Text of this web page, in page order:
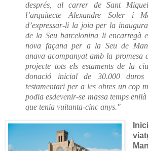
després, al carrer de Sant
l’arquitecte Alexandre Soler i
d’expressar-li la joia per la
de la Seu barcelonina li encarregà
nova façana per a la Seu de
anava acompanyat amb la promesa
projecte tots els estaments de la
donació inicial de 30.000
testamentari per a les obres un cop
podia esdevenir-se massa temps
que tenia vuitanta-cinc anys."